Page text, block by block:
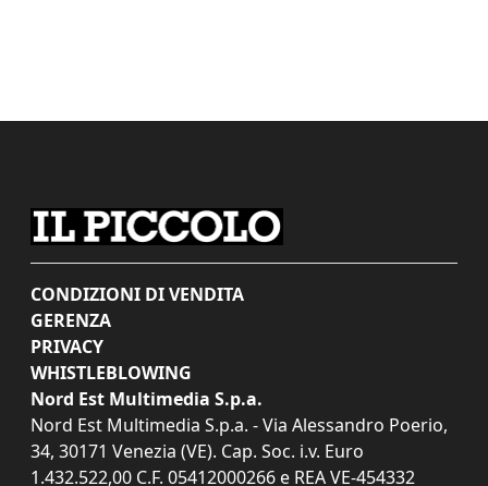
CONDIZIONI DI VENDITA
GERENZA
PRIVACY
WHISTLEBLOWING
Nord Est Multimedia S.p.a.
Nord Est Multimedia S.p.a. - Via Alessandro Poerio,
34, 30171 Venezia (VE). Cap. Soc. i.v. Euro
1.432.522,00 C.F. 05412000266 e REA VE-454332